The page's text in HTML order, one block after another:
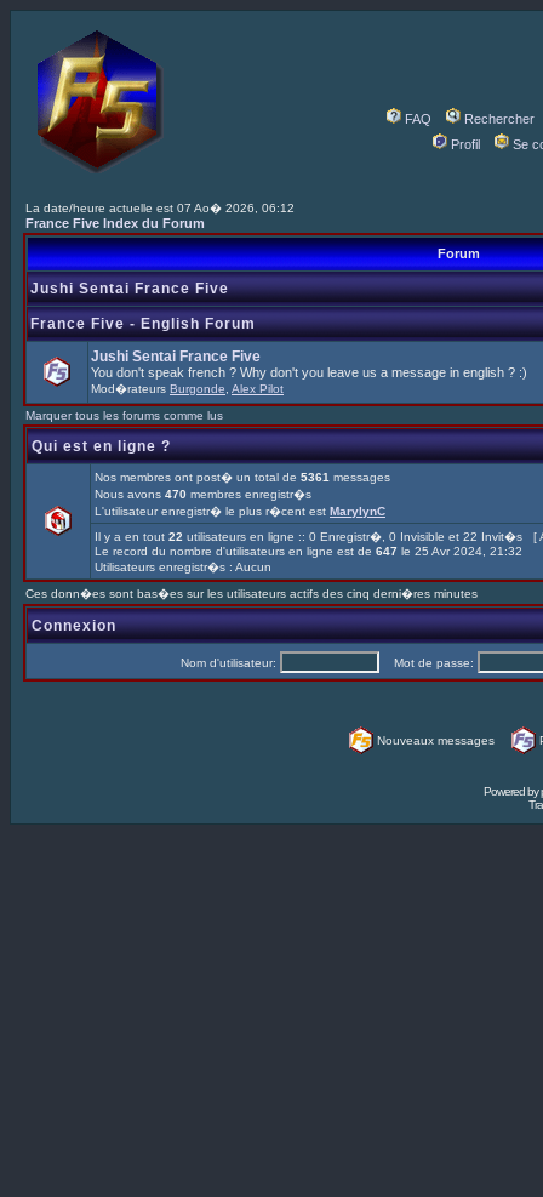
FAQ
Rechercher
Profil
Se
La date/heure actuelle est 07 Ao� 2026, 06:12
France Five Index du Forum
Forum
Jushi Sentai France Five
France Five - English Forum
Jushi Sentai France Five
You don't speak french ? Why don't you leave us a message in english ? :)
Mod�rateurs Burgonde Alex Pilot
Marquer tous les forums comme lus
Qui est en ligne ?
Nos membres ont post� un total de 5361 messages
Nous avons 470 membres enregistr�s
L'utilisateur enregistr� le plus r�cent est MarylynC
Il y a en tout 22 utilisateurs en ligne :: 0 Enregistr�, 0 Invisible et 22 Invit�s [
Le record du nombre d'utilisateurs en ligne est de 647 le 25 Avr 2024, 21:32
Utilisateurs enregistr�s : Aucun
Ces donn�es sont bas�es sur les utilisateurs actifs des cinq derni�res minutes
Connexion
Nom d'utilisateur: Mot de passe:
Nouveaux messages
Powered by